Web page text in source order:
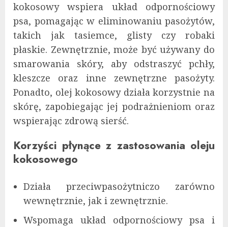
kokosowy wspiera układ odpornościowy
psa, pomagając w eliminowaniu pasożytów,
takich jak tasiemce, glisty czy robaki
płaskie. Zewnętrznie, może być używany do
smarowania skóry, aby odstraszyć pchły,
kleszcze oraz inne zewnętrzne pasożyty.
Ponadto, olej kokosowy działa korzystnie na
skórę, zapobiegając jej podrażnieniom oraz
wspierając zdrową sierść.
Korzyści płynące z zastosowania oleju
kokosowego
Działa przeciwpasożytniczo zarówno
wewnętrznie, jak i zewnętrznie.
Wspomaga układ odpornościowy psa i